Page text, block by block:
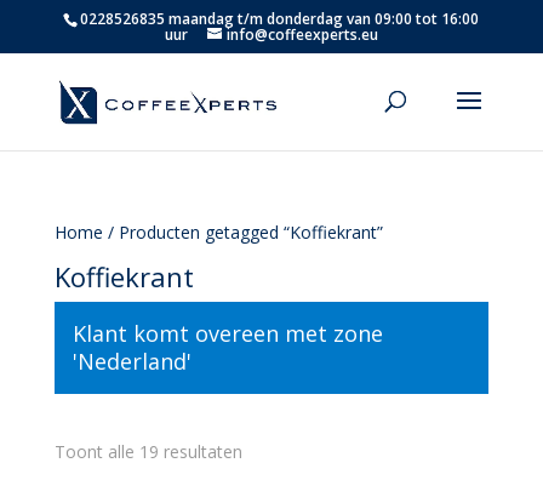
0228526835 maandag t/m donderdag van 09:00 tot 16:00
uur info@coffeexperts.eu
Home / Producten getagged “Koffiekrant”
Koffiekrant
Klant komt overeen met zone
'Nederland'
Toont alle 19 resultatenGesorteerd